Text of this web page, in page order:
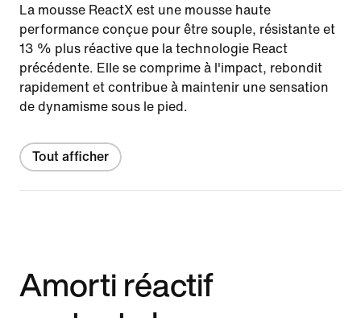
La mousse ReactX est une mousse haute
performance conçue pour être souple, résistante et
13 % plus réactive que la technologie React
précédente. Elle se comprime à l'impact, rebondit
rapidement et contribue à maintenir une sensation
de dynamisme sous le pied.
Tout afficher
Amorti réactif